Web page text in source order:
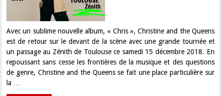
de
Toulouse
Avec un sublime nouvelle album, « Chris », Christine and the Queens
est de retour sur le devant de la scène avec une grande tournée et
un passage au Zénith de Toulouse ce samedi 15 décembre 2018. En
repoussant sans cesse les frontières de la musique et des questions
de genre, Christine and the Queens se fait une place particulière sur
la …